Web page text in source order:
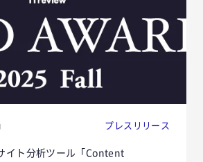
プレスリリース
イト分析ツール「Content